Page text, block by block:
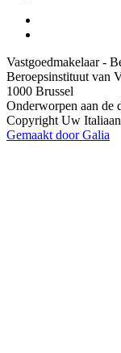
Vastgoedmakelaar -
Beroepsinstituut van
1000 Brussel
Onderworpen aan de
Copyright Uw
Gemaakt door Galia